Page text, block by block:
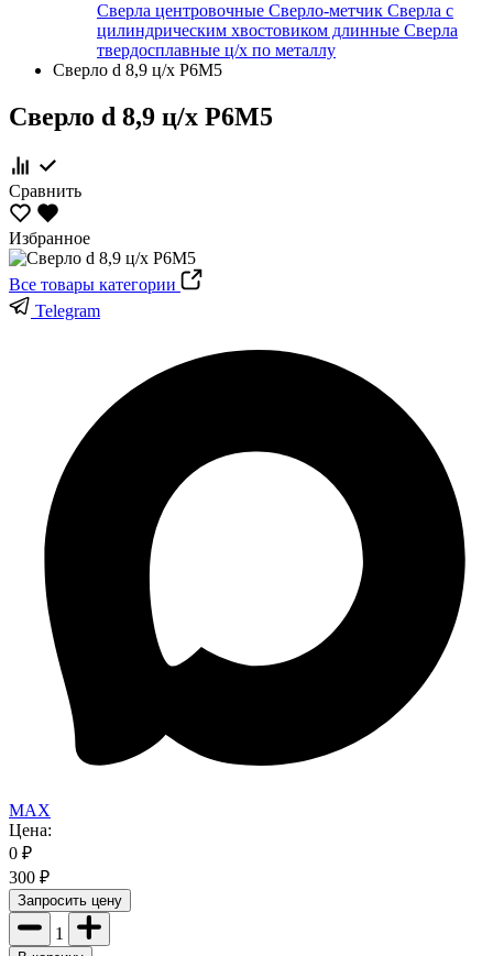
Сверла центровочные Сверло-метчик Сверла с
цилиндрическим хвостовиком длинные Сверла
твердосплавные ц/х по металлу
Сверло d 8,9 ц/х Р6М5
Сверло d 8,9 ц/х Р6М5
Сравнить
Избранное
Все товары категории
Telegram
MAX
Цена:
0 ₽
300 ₽
Запросить цену
1